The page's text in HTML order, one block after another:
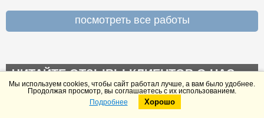
посмотреть все работы
ЧИТАЙТЕ ОТЗЫВЫ КЛИЕНТОВ О НАС
НА YANDEX И GOOGLE
Telegram
Мы используем cookies, чтобы сайт работал лучше, а вам было удобнее.
Продолжая просмотр, вы соглашаетесь с их использованием.
Подробнее
Хорошо